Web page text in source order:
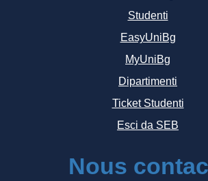
Studenti
EasyUniBg
MyUniBg
Dipartimenti
Ticket Studenti
Esci da SEB
Nous